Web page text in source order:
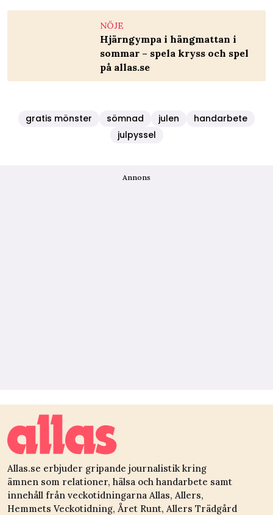
NÖJE
Hjärngympa i hängmattan i
sommar – spela kryss och spel
på allas.se
gratis mönster sömnad julen
handarbete
julpyssel
Annons
Allas.se erbjuder gripande journalistik kring
ämnen som relationer, hälsa och handarbete samt
innehåll från veckotidningarna Allas, Allers,
Hemmets Veckotidning, Året Runt, Allers Trädgård